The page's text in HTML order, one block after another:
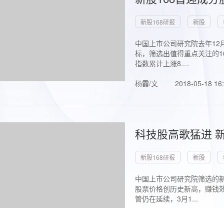
新股168研报 新股
中国上市公司研究院去年
标，筛选出值得重点关注的
指数累计上涨8....
杨霞/文
2018-05-18
科技股高歌猛进
新股168研报 新股
中国上市公司研究院筛选的
股票价格创历史新高，赚钱
管仍在延续，3月1...